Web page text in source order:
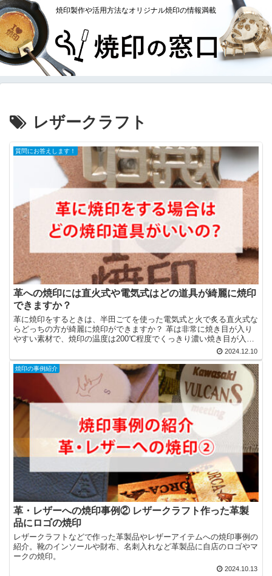
焼印製作や活用方法なオリジナル焼印の情報満載
レザークラフト
質問にお答えします！
革への焼印には直火式や電気式はどの道具が綺麗に焼印
できますか？
革に焼印をするときは、半田ごてを使った電気式と火で炙る直火式な
らどっちの方が綺麗に焼印ができますか？ 革は非常に焼き目が入り
やすい素材で、焼印の温度は200℃程度でくっきり濃い焼き目が入り
ます。 なので、結論から言うと電気式がおすすめです。... 2024.12.10
焼印の事例紹介
革・レザーへの焼印事例② レザークラフト作った革製
品にロゴの焼印
レザークラフトなどで作った革製品やレザーアイテムへの焼印事例の
紹介。靴のインソールや財布、名刺入れなど革製品に自店のロゴやマ
ークの焼印。
2024.10.13